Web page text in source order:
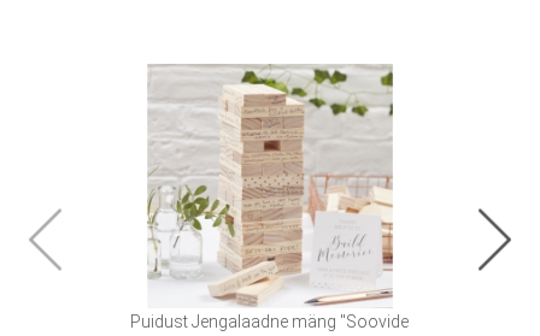
Puidust Jengalaadne mäng "Soovide